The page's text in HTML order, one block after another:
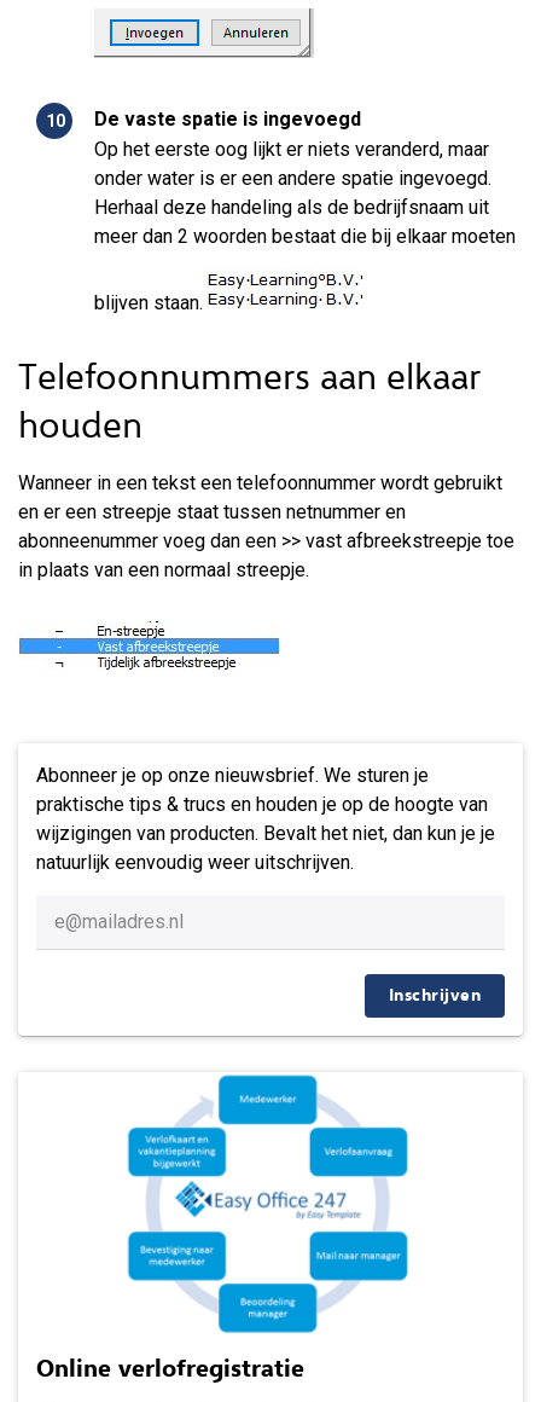
De vaste spatie is ingevoegd
Op het eerste oog lijkt er niets veranderd, maar
onder water is er een andere spatie ingevoegd.
Herhaal deze handeling als de bedrijfsnaam uit
meer dan 2 woorden bestaat die bij elkaar moeten
blijven staan.
Telefoonnummers aan elkaar
houden
Wanneer in een tekst een telefoonnummer wordt gebruikt
en er een streepje staat tussen netnummer en
abonneenummer voeg dan een >> vast afbreekstreepje toe
in plaats van een normaal streepje.
Abonneer je op onze nieuwsbrief. We sturen je
praktische tips & trucs en houden je op de hoogte van
wijzigingen van producten. Bevalt het niet, dan kun je je
natuurlijk eenvoudig weer uitschrijven.
Inschrijven
Online verlofregistratie